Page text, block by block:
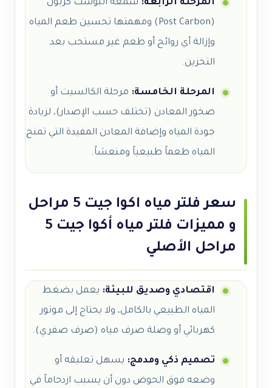
المرحلة الرابعة: شمعة البوست كربون
(Post Carbon) ومهمتها تحسين طعم المياه
وإزالة أي روائح أو طعم غير مستحب بعد
التخزين.
المرحلة الخامسة: مرحلة الكالسيت أو
صخور المعادن (تختلف حسب الإصدار)، لزيادة
جودة المياه وإضافة المعادن المفيدة التي تمنح
المياه طعماً طبيعياً ومنعشاً.
سعر فلتر مياه اكوا جيت 5 مراحل
و مميزات فلتر مياه أكوا جيت 5
مراحل الأصلي
اقتصادي وصديق للبيئة: يعمل بضغط
المياه الطبيعي بالكامل، ولا يحتاج إلى موتور
كهربائي أو وصلة صرف مياه (صرف صفري).
تصميم ذكي ومدمج: يسهل تعليقه أو
وضعه فوق الحوض دون أن يسبب ازدحاماً في